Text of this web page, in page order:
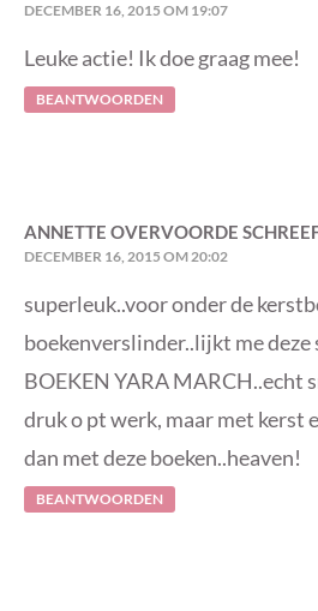
DECEMBER 16, 2015 OM 19:07
Leuke actie! Ik doe graag mee!
BEANTWOORDEN
ANNETTE OVERVOORDE
DECEMBER 16, 2015 OM 20:02
superleuk..voor onder de
boekenverslinder..lijkt me deze
BOEKEN YARA MARCH..echt
druk o pt werk, maar met kerst
dan met deze boeken..heaven!
BEANTWOORDEN